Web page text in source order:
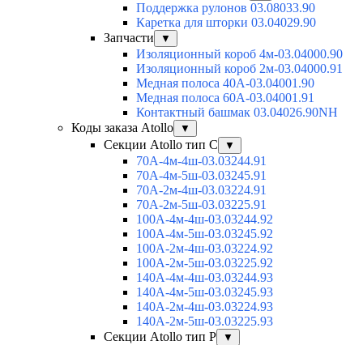
Поддержка рулонов 03.08033.90
Каретка для шторки 03.04029.90
Запчасти
▼
Изоляционный короб 4м-03.04000.90
Изоляционный короб 2м-03.04000.91
Медная полоса 40А-03.04001.90
Медная полоса 60А-03.04001.91
Контактный башмак 03.04026.90NH
Коды заказа Atollo
▼
Секции Atollo тип С ▼
70А-4м-4ш-03.03244.91
70А-4м-5ш-03.03245.91
70А-2м-4ш-03.03224.91
70А-2м-5ш-03.03225.91
100А-4м-4ш-03.03244.92
100А-4м-5ш-03.03245.92
100А-2м-4ш-03.03224.92
100А-2м-5ш-03.03225.92
140А-4м-4ш-03.03244.93
140А-4м-5ш-03.03245.93
140А-2м-4ш-03.03224.93
140А-2м-5ш-03.03225.93
Секции Atollo тип Р
▼